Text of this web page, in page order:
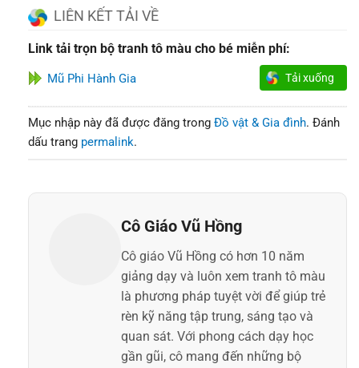
LIÊN KẾT TẢI VỀ
Link tải trọn bộ tranh tô màu cho bé miễn phí:
Mũ Phi Hành Gia Tải xuống
Mục nhập này đã được đăng trong Đồ vật & Gia đình. Đánh
dấu trang permalink.
Cô Giáo Vũ Hồng
Cô giáo Vũ Hồng có hơn 10 năm
giảng dạy và luôn xem tranh tô màu
là phương pháp tuyệt vời để giúp trẻ
rèn kỹ năng tập trung, sáng tạo và
quan sát. Với phong cách dạy học
gần gũi, cô mang đến những bộ